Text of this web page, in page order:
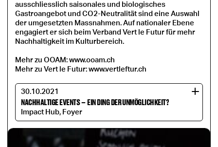
ausschliesslich saisonales und biologisches
Gastroangebot und CO2-Neutralität sind eine Auswahl
der umgesetzten Massnahmen. Auf nationaler Ebene
engagiert er sich beim Verband Vert le Futur für mehr
Nachhaltigkeit im Kulturbereich.
Mehr zu OOAM: www.ooam.ch
Mehr zu Vert le Futur: www.vertleftur.ch
30.10.2021
NACHHALTIGE EVENTS–EIN DING DER UNMÖGLICHKEIT?
Impact Hub, Foyer